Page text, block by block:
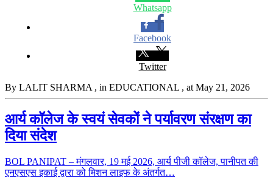
Whatsapp
Facebook
Twitter
By LALIT SHARMA , in EDUCATIONAL , at May 21, 2026
आर्य कॉलेज के स्वयं सेवकों ने पर्यावरण संरक्षण का
दिया संदेश
BOL PANIPAT – मंगलवार, 19 मई 2026, आर्य पीजी कॉलेज, पानीपत की
एनएसएस इकाई द्वारा को मिशन लाइफ के अंतर्गत…